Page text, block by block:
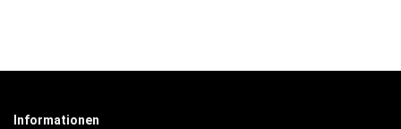
Informationen